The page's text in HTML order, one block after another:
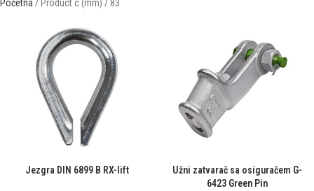
Početna Product c (mm) 83
Jezgra DIN 6899 B RX-lift
Užni zatvarač sa osiguračem G-
6423 Green Pin